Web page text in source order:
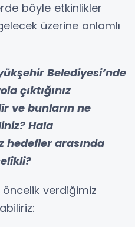
böyle etkinlikler
üzerine anlamlı
Belediyesi’nde
çıktığınız
ve bunların ne
Hala
hedefler arasında
öncelik verdiğimiz